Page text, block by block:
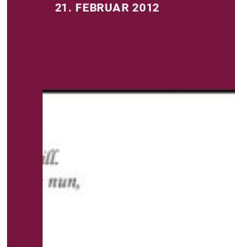
21. FEBRUAR 2012